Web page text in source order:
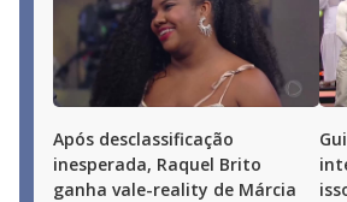
Após desclassificação
inesperada, Raquel Brito
ganha vale-reality de Márcia